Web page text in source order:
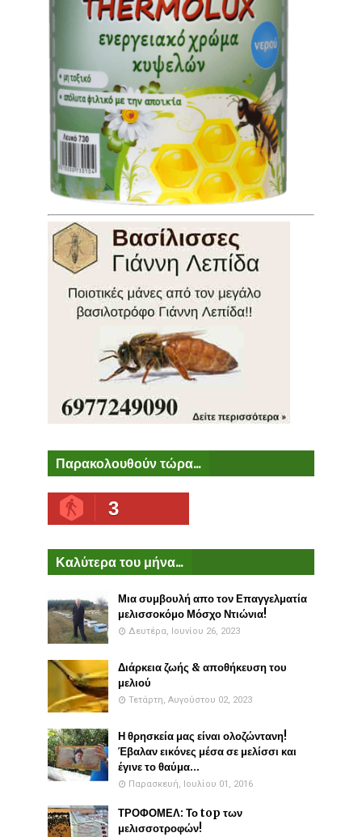
Παρακολουθούν τώρα...
3
Καλύτερα του μήνα...
Μια συμβουλή απο τον Επαγγελματία
μελισσοκόμο Μόσχο Ντιώνια!
Δευτέρα, Ιουνίου 26, 2023
Διάρκεια ζωής & αποθήκευση του
μελιού
Τετάρτη, Αυγούστου 02, 2023
Η θρησκεία μας είναι ολοζώντανη!
Έβαλαν εικόνες μέσα σε μελίσσι και
έγινε το θαύμα...
Παρασκευή, Ιουλίου 01, 2016
ΤΡΟΦΟΜΕΛ: Το top των
μελισσοτροφών!